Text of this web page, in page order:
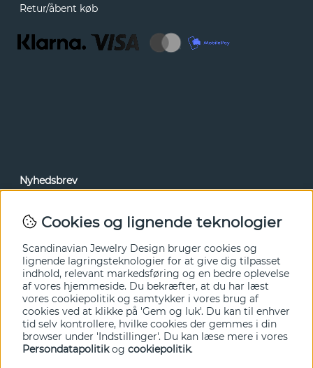
Retur/åbent køb
Nyhedsbrev
tilbud før alle andre. Tilmeld dig herunder.
Ja tak!
Cookies og lignende teknologier
Scandinavian Jewelry Design bruger cookies og
lignende lagringsteknologier for at give dig tilpasset
indhold, relevant markedsføring og en bedre oplevelse
af vores hjemmeside. Du bekræfter, at du har læst
vores cookiepolitik og samtykker i vores brug af
cookies ved at klikke på 'Gem og luk'. Du kan til enhver
tid selv kontrollere, hvilke cookies der gemmes i din
browser under 'Indstillinger'. Du kan læse mere i vores
Persondatapolitikog cookiepolitik.